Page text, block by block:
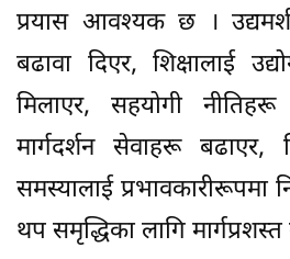
प्रयास आवश्यक छ ।
बढावा दिएर, शिक्षालाई
मिलाएर, सहयोगी
मार्गदर्शन सेवाहरू बढाएर,
समस्यालाई प्रभावकारीरूपमा
थप समृद्धिका लागि